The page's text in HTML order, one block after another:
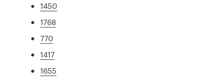
1450
1768
770
1417
1655